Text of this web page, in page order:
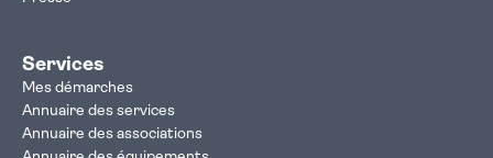
Services
Mes démarches
Annuaire des services
Annuaire des associations